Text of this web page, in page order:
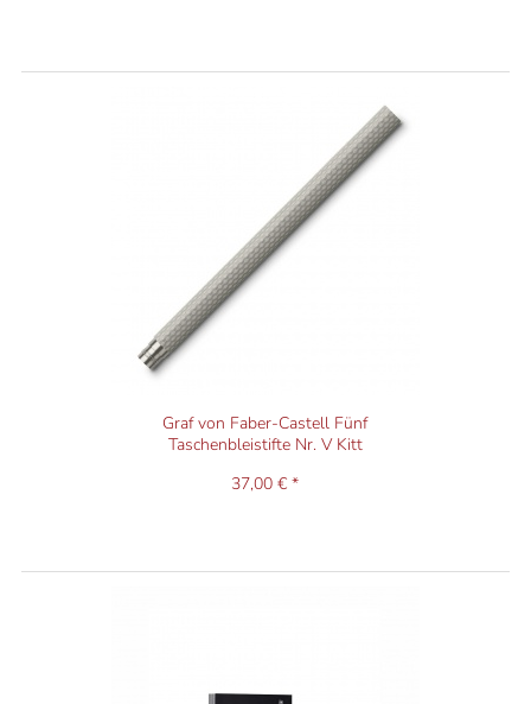
Graf von Faber-Castell Fünf
Taschenbleistifte Nr. V Kitt
37,00 € *